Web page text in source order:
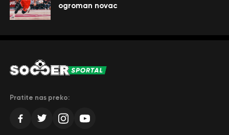
ogroman novac
Pratite nas preko: